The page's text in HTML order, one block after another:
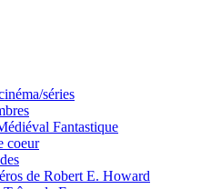
séries
Fantastique
coeur
de Robert E. Howard